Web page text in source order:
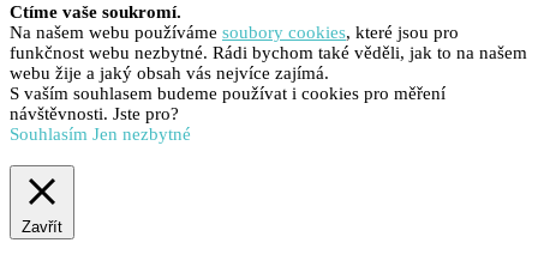
Ctíme vaše soukromí.
Na našem webu používáme soubory cookies, které jsou pro
funkčnost webu nezbytné. Rádi bychom také věděli, jak to na našem
webu žije a jaký obsah vás nejvíce zajímá.
S vaším souhlasem budeme používat i cookies pro měření
návštěvnosti. Jste pro?
Souhlasím Jen nezbytné
Zavřít